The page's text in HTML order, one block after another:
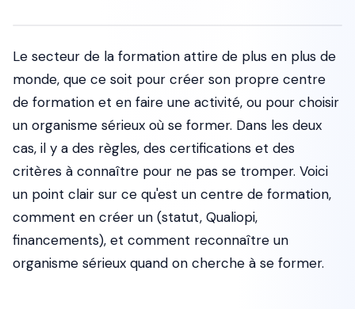
Le secteur de la formation attire de plus en plus de
monde, que ce soit pour créer son propre centre
de formation et en faire une activité, ou pour choisir
un organisme sérieux où se former. Dans les deux
cas, il y a des règles, des certifications et des
critères à connaître pour ne pas se tromper. Voici
un point clair sur ce qu'est un centre de formation,
comment en créer un (statut, Qualiopi,
financements), et comment reconnaître un
organisme sérieux quand on cherche à se former.